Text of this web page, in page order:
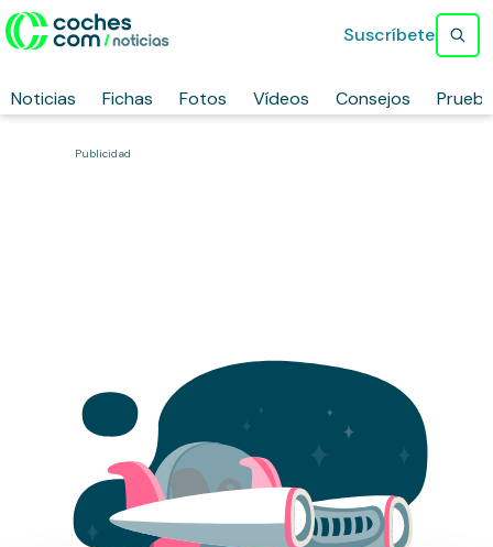
Noticias Fichas Fotos Vídeos Consejos
Suscríbete
Publicidad